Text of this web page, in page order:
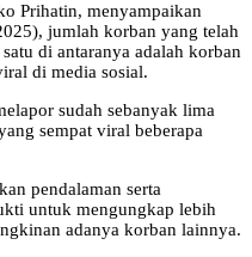
Prihatin, menyampaikan
jumlah korban yang telah
di antaranya adalah korban
di media sosial.
sudah sebanyak lima
sempat viral beberapa
pendalaman serta
untuk mengungkap lebih
adanya korban lainnya.